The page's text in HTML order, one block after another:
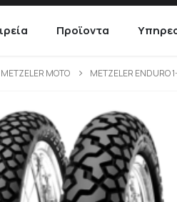
Προϊοντα
METZELER MOTO METZELER ENDURO